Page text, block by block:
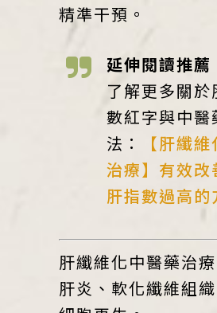
精準干預。
延伸閱讀推薦
了解更多關於
數紅字與中醫
法：
【肝纖
治療】有效改
肝指數過高的
肝纖維化中醫藥治
肝炎、軟化纖維組